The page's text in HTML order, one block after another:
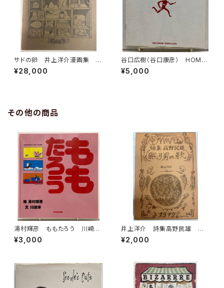
サドの卵 井上洋介漫画集 19
63年 私家版
¥28,000
谷口広樹（谷口康彦） HOMO
SAPIENS' GARDEN 1986
年 セリグラフ本 限定500
¥5,000
その他の商品
湯村輝彦 ももたろう 川崎
洋 1987年 初版 ミキハウ
ス
¥3,000
井上洋介 詩集高野民雄 眠り
男の歌 1979年 駒込書房
¥2,000